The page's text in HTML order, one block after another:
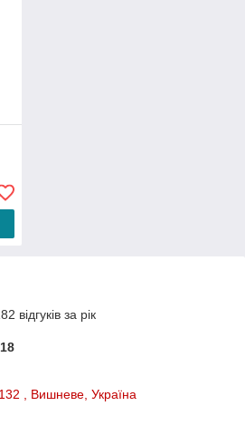
відгуків за рік
, Вишневе, Україна